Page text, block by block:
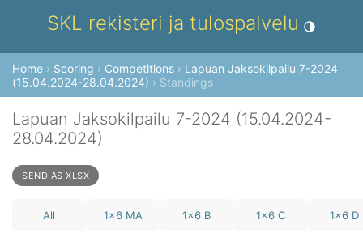
SKL rekisteri ja tulospalvelu Toggle
Home › Scoring › Competitions › Lapuan Jaksokilpailu 7-2024
(15.04.2024-28.04.2024) › Standings
Lapuan Jaksokilpailu 7-2024 (15.04.2024-
28.04.2024)
SEND AS XLSX
All 1x6 MA 1x6 B 1x6 C 1x6 D